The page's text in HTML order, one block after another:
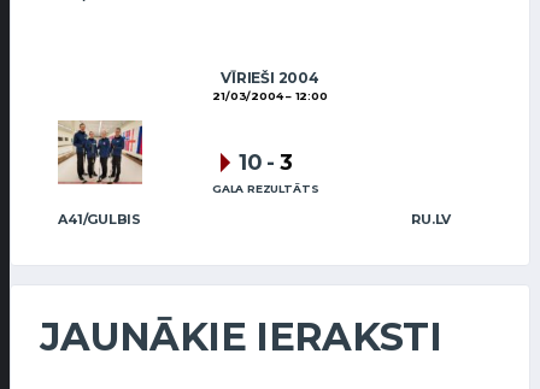
VĪRIEŠI 2004
21/03/2004 12:00
A41/GULBIS RU.LV
10 - 3
GALA REZULTĀTS
JAUNĀKIE IERAKSTI